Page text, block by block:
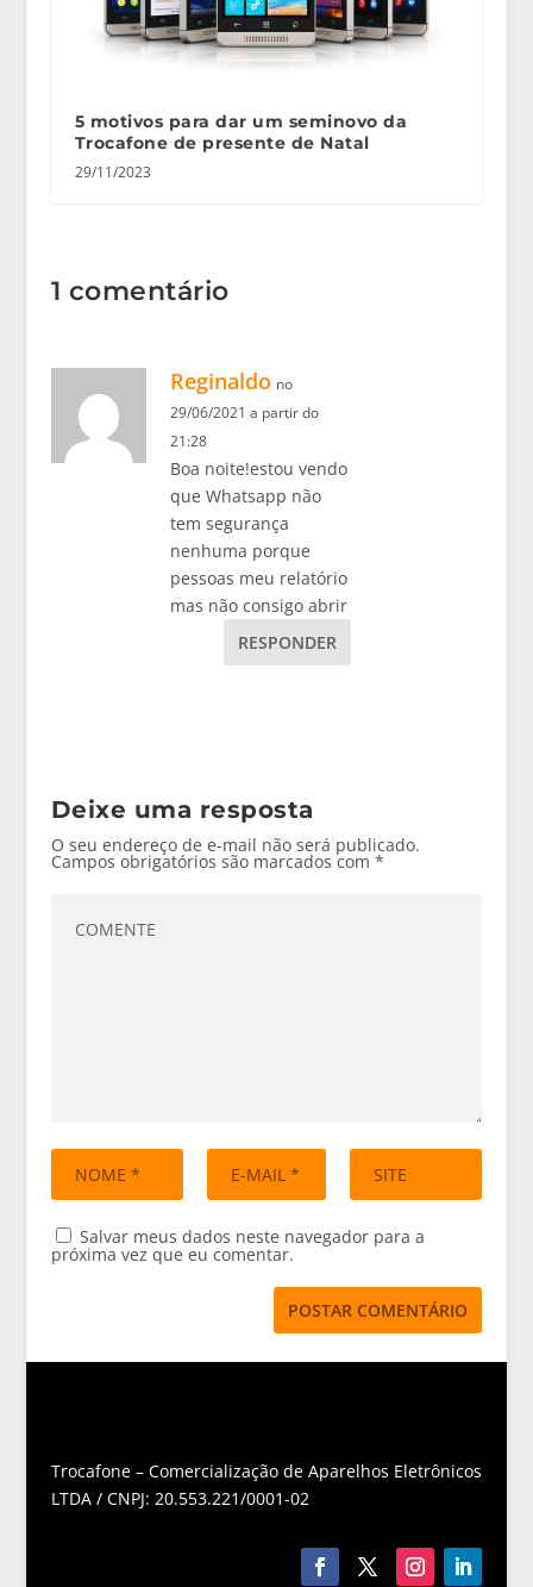
5 motivos para dar um seminovo da
Trocafone de presente de Natal
29/11/2023
1 comentário
Reginaldo no
29/06/2021 a partir do
21:28
Boa noite!estou vendo
que Whatsapp não
tem segurança
nenhuma porque
pessoas meu relatório
mas não consigo abrir
RESPONDER
Deixe uma resposta
O seu endereço de e-mail não será publicado.
Campos obrigatórios são marcados com *
Salvar meus dados neste navegador para a
próxima vez que eu comentar.
Trocafone – Comercialização de Aparelhos Eletrônicos
LTDA / CNPJ: 20.553.221/0001-02